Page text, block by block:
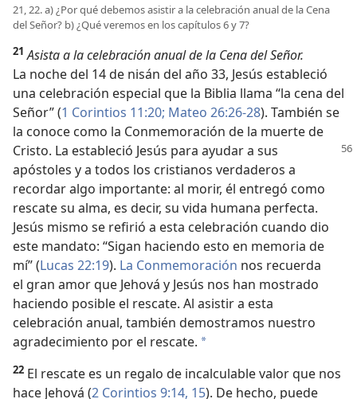
21, 22. a) ¿Por qué debemos asistir a la celebración anual de la Cena
del Señor? b) ¿Qué veremos en los capítulos 6 y 7?
21 Asista a la celebración anual de la Cena del Señor.
La noche del 14 de nisán del año 33, Jesús estableció
una celebración especial que la Biblia llama “la cena del
Señor” (1 Corintios 11:20; Mateo 26:26-28). También se
la conoce como la Conmemoración de la muerte de
Cristo. La estableció Jesús para ayudar a sus
apóstoles y a todos los cristianos verdaderos a
recordar algo importante: al morir, él entregó como
rescate su alma, es decir, su vida humana perfecta.
Jesús mismo se refirió a esta celebración cuando dio
este mandato: “Sigan haciendo esto en memoria de
mí” (Lucas 22:19). La Conmemoración nos recuerda
el gran amor que Jehová y Jesús nos han mostrado
haciendo posible el rescate. Al asistir a esta
celebración anual, también demostramos nuestro
agradecimiento por el rescate. a
22 El rescate es un regalo de incalculable valor que nos
hace Jehová (2 Corintios 9:14, 15). De hecho, puede